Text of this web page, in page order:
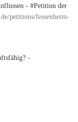
- #Petition der
petitions/fessenheim-
-